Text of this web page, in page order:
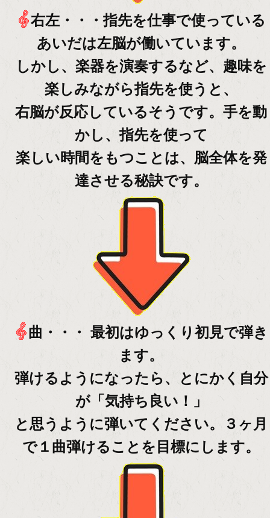
右左・・・指先を仕事で使っている
あいだは左脳が働いています。
しかし、楽器を演奏するなど、趣味を
楽しみながら指先を使うと、
右脳が反応しているそうです。手を動
かし、指先を使って
楽しい時間をもつことは、脳全体を発
達させる秘訣です。
曲・・・ 最初はゆっくり初見で弾き
ます。
弾けるようになったら、とにかく自分
が「気持ち良い！」
と思うように弾いてください。３ヶ月
で１曲弾けることを目標にします。